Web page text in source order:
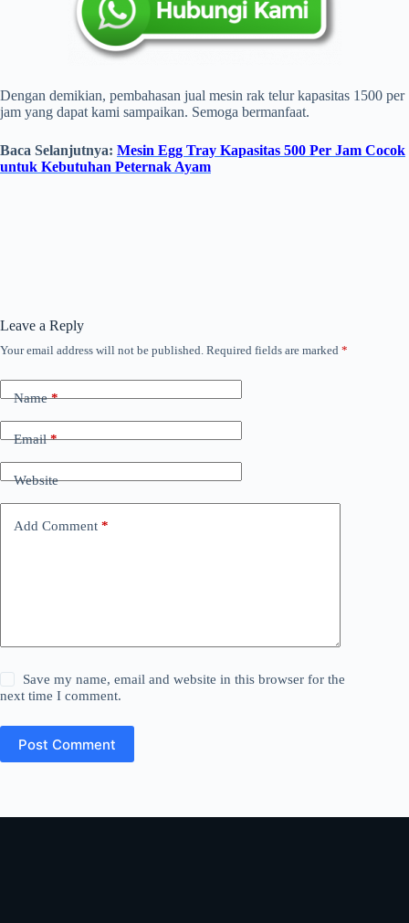
Dengan demikian, pembahasan jual mesin rak telur kapasitas 1500 per
jam yang dapat kami sampaikan. Semoga bermanfaat.
Baca Selanjutnya: Mesin Egg Tray Kapasitas 500 Per Jam Cocok
untuk Kebutuhan Peternak Ayam
Leave a Reply
Your email address will not be published. Required fields are marked *
Name*
Email*
Website
Add Comment *
Save my name, email and website in this browser for the
next time I comment.
Post Comment